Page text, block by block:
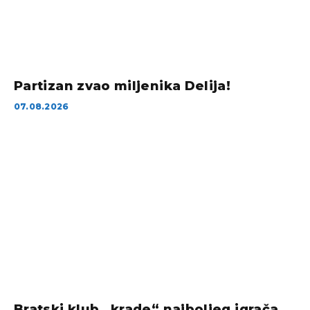
Partizan zvao miljenika Delija!
07.08.2026